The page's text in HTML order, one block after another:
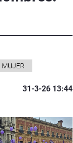
MUJER
31-3-26 13:44